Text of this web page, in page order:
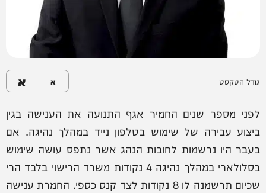
גודל הטקסט א א
לפני מספר שנים החמיר אגף התנועה את הענישה בגין
ביצוע עבירה של שימוש בטלפון נייד במהלך נהיגה. אם
בעבר היו נרשמות לחובות הנהג אשר נתפס עושה שימוש
בסלולארי במהלך נהיגה 4 נקודות משרד הרישוי בלבד הרי
שכיום תרשמנה לו 8 נקודות לצד קנס כספי. החמרת ענישה